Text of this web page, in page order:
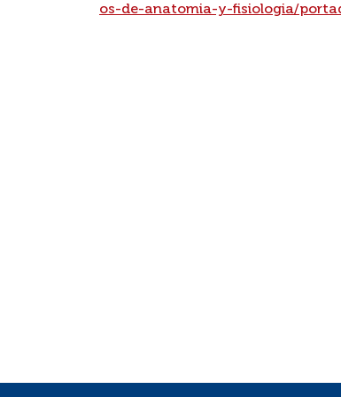
os-de-anatomia-y-fisiologia/